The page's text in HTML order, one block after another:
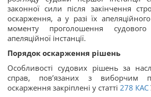
законної сили після закінчення
оскарження, а у разі їх
моменту проголошення
апеляційної інстанції.
Порядок оскарження рішень
Особливості судових рішень за
справ, пов’язаних з виборчим
оскарження закріплені у статті 278 КАС